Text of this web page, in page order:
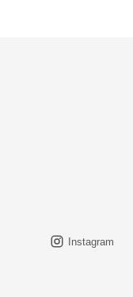
Instagram